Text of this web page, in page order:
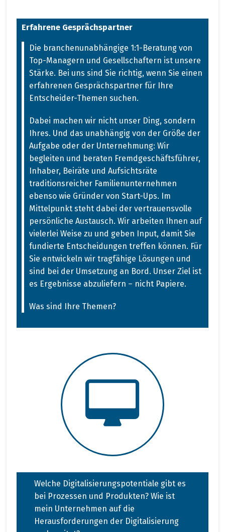
Erfahrene Gesprächspartner
Die branchenunabhängige 1:1-Beratung von
Top-Managern und Gesellschaftern ist unsere
Stärke. Bei uns sind Sie richtig, wenn Sie einen
erfahrenen Gesprächspartner für Ihre
Entscheider-Themen suchen.
Dabei machen wir nicht unser Ding, sondern
Ihres. Und das unabhängig von der Größe der
Aufgabe oder der Unternehmung: Wir
begleiten und beraten Fremdgeschäftsführer,
Inhaber, Beiräte und Aufsichtsräte
traditionsreicher Familienunternehmen
ebenso wie Gründer von Start-Ups. Im
Mittelpunkt steht dabei der vertrauensvolle
persönliche Austausch. Wir arbeiten Ihnen auf
vielerlei Weise zu und geben Input, damit Sie
fundierte Entscheidungen treffen können. Für
Sie entwickeln wir tragfähige Lösungen und
sind bei der Umsetzung an Bord. Unser Ziel ist
es Ergebnisse abzuliefern – nicht Papiere.
Was sind Ihre Themen?
Welche Digitalisierungspotentiale gibt es
bei Prozessen und Produkten? Wie ist
mein Unternehmen auf die
Herausforderungen der Digitalisierung